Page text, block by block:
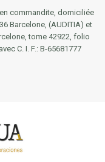
commandite, domiciliée
Barcelone, (AUDITIA) et
tome 42922, folio
C. I. F.: B-65681777